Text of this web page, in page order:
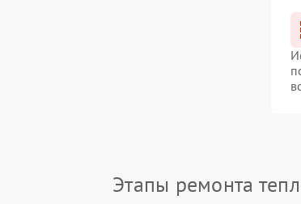
Этапы ремонта